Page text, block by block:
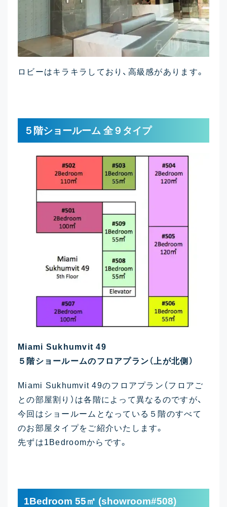
ロビーはキラキラしており、高級感があります。
５階ショールーム 全９タイプ
Miami Sukhumvit 49
５階ショールームのフロアプラン（上が北側）
Miami Sukhumvit 49のフロアプラン（フロアご
との部屋割り）は各階によって異なるのですが、
今回はショールームとなっている５階のすべて
のお部屋タイプをご紹介いたします。
先ずは1Bedroomからです。
1Bedroom 55㎡ (showroom#508)